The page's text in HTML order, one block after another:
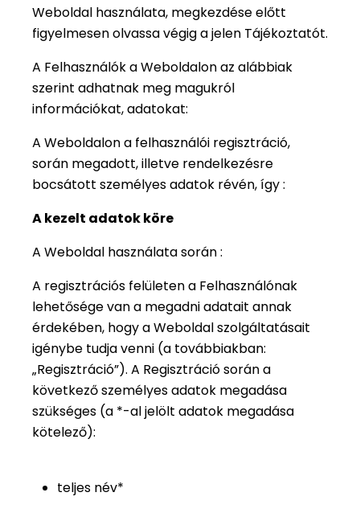
Weboldal használata, megkezdése előtt
figyelmesen olvassa végig a jelen Tájékoztatót.
A Felhasználók a Weboldalon az alábbiak
szerint adhatnak meg magukról
információkat, adatokat:
A Weboldalon a felhasználói regisztráció,
során megadott, illetve rendelkezésre
bocsátott személyes adatok révén, így :
A kezelt adatok köre
A Weboldal használata során :
A regisztrációs felületen a Felhasználónak
lehetősége van a megadni adatait annak
érdekében, hogy a Weboldal szolgáltatásait
igénybe tudja venni (a továbbiakban:
„Regisztráció”). A Regisztráció során a
következő személyes adatok megadása
szükséges (a *-al jelölt adatok megadása
kötelező):
teljes név*